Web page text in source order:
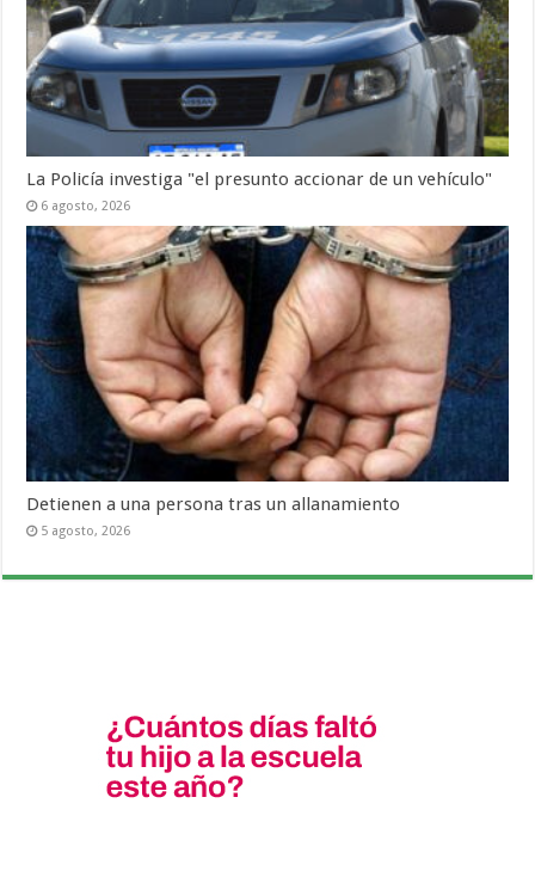
La Policía investiga "el presunto accionar de un vehículo"
6 agosto, 2026
Detienen a una persona tras un allanamiento
5 agosto, 2026